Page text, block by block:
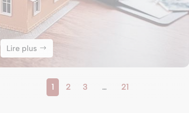
Lire plus
1 2 3 … 21